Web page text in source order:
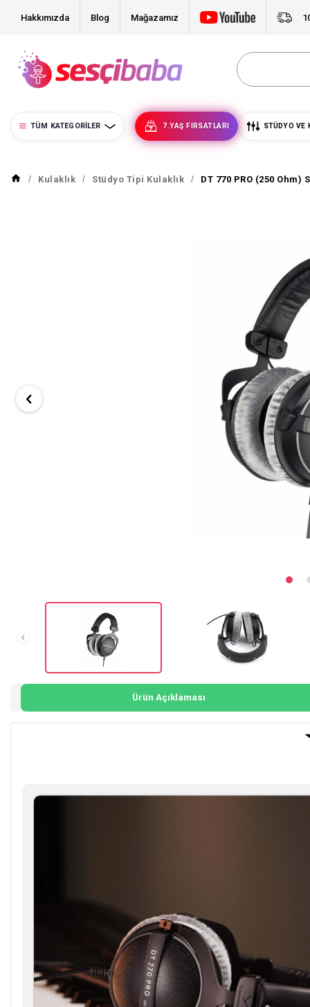
Hakkımızda Blog Mağazamız
TÜM KATEGORILER 7.YAŞ FIRSATLARI STÜDYO VE
Kulaklık Stüdyo Tipi Kulaklık DT 770 PRO (250 Ohm)
Ürün Açıklaması